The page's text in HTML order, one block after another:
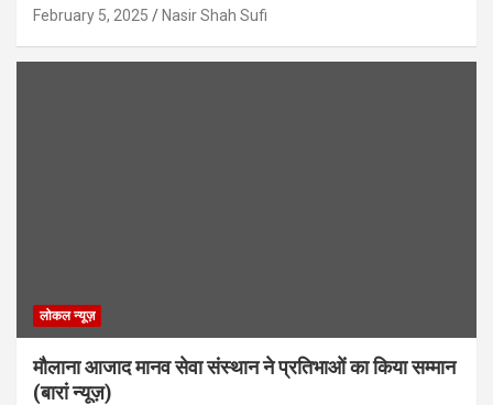
February 5, 2025 Nasir Shah Sufi
लोकल न्यूज़
मौलाना आजाद मानव सेवा संस्थान ने प्रतिभाओं का किया सम्मान
(बारां न्यूज़)